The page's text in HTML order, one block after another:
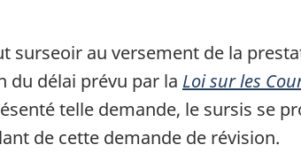
surseoir au versement de la
du délai prévu par la Loi sur les
telle demande, le sursis se
de cette demande de révision.